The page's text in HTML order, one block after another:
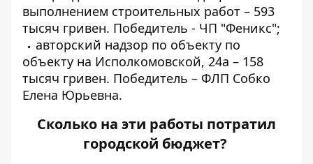
выполнением строительных работ – 593
тысяч гривен. Победитель - ЧП "Феникс";
авторский надзор по объекту по
объекту на Исполкомовской, 24а – 158
тысяч гривен. Победитель – ФЛП Собко
Елена Юрьевна.
Сколько на эти работы потратил
городской бюджет?